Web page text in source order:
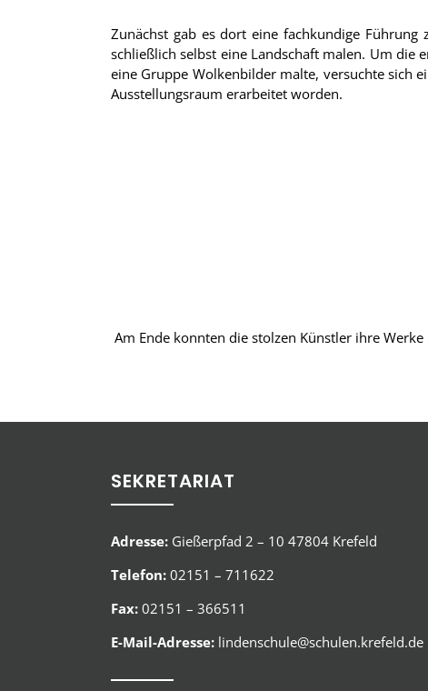
Zunächst gab es dort eine fachkundige
schließlich selbst eine Landschaft malen. Um die
eine Gruppe Wolkenbilder malte, versuchte sich
Ausstellungsraum erarbeitet worden.
Am Ende konnten die stolzen Künstler ihre
SEKRETARIAT
Adresse: Gießerpfad 2 – 10 47804 Krefeld
Telefon: 02151 – 711622
Fax: 02151 – 366511
E-Mail-Adresse: lindenschule@schulen.krefeld.de